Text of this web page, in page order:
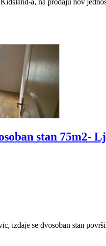
stan 75m2-
izdaje se dvosoban stan